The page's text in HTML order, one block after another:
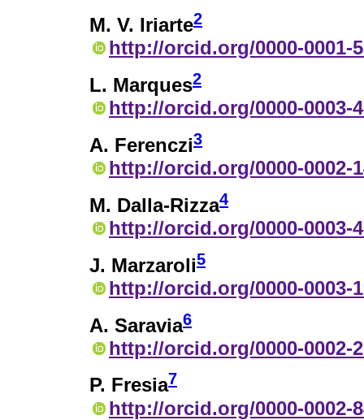
M. V. Iriarte2
http://orcid.org/0000-0001-
L. Marques2
http://orcid.org/0000-0003-
A. Ferenczi3
http://orcid.org/0000-0002-
M. Dalla-Rizza4
http://orcid.org/0000-0003-
J. Marzaroli5
http://orcid.org/0000-0003-
A. Saravia6
http://orcid.org/0000-0002-
P. Fresia7
http://orcid.org/0000-0002-